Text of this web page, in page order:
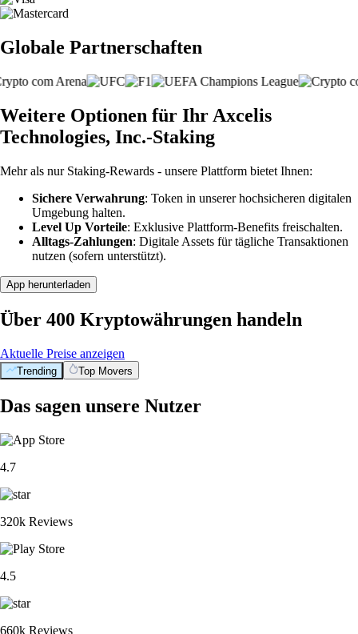
Globale Partnerschaften
Weitere Optionen für Ihr Axcelis
Technologies, Inc.-Staking
Mehr als nur Staking-Rewards - unsere Plattform bietet Ihnen:
Sichere Verwahrung: Token in unserer hochsicheren digitalen
Umgebung halten.
Level Up Vorteile: Exklusive Plattform-Benefits freischalten.
Alltags-Zahlungen: Digitale Assets für tägliche Transaktionen
nutzen (sofern unterstützt).
App herunterladen
Über 400 Kryptowährungen handeln
Aktuelle Preise anzeigen
Trending Top Movers
Das sagen unsere Nutzer
4.7
320k Reviews
4.5
660k Reviews